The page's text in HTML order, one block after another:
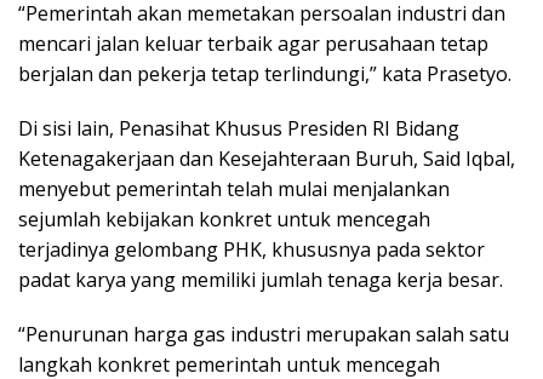
“Pemerintah akan memetakan persoalan industri dan
mencari jalan keluar terbaik agar perusahaan tetap
berjalan dan pekerja tetap terlindungi,” kata Prasetyo.
Di sisi lain, Penasihat Khusus Presiden RI Bidang
Ketenagakerjaan dan Kesejahteraan Buruh, Said Iqbal,
menyebut pemerintah telah mulai menjalankan
sejumlah kebijakan konkret untuk mencegah
terjadinya gelombang PHK, khususnya pada sektor
padat karya yang memiliki jumlah tenaga kerja besar.
“Penurunan harga gas industri merupakan salah satu
langkah konkret pemerintah untuk mencegah